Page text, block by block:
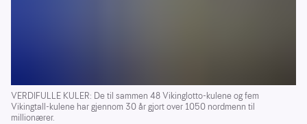
VERDIFULLE KULER: De til sammen 48 Vikinglotto-kulene og fem
Vikingtall-kulene har gjennom 30 år gjort over 1050 nordmenn til
millionærer.